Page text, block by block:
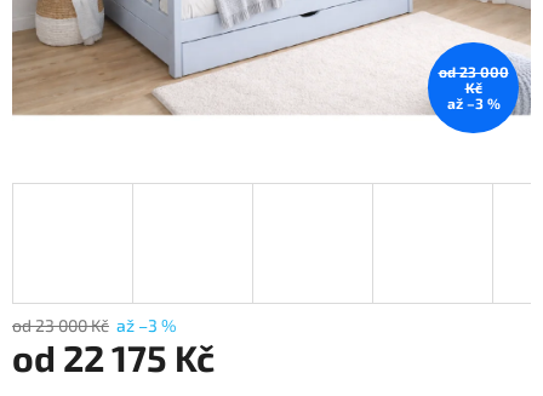
od 23 000
Kč
až –3 %
od 23 000 Kč až –3 %
od 22 175 Kč